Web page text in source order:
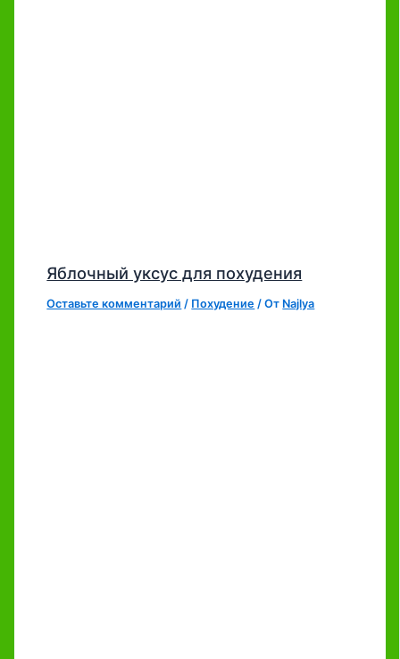
Яблочный уксус для похудения
Оставьте комментарий / Похудение / От Najlya